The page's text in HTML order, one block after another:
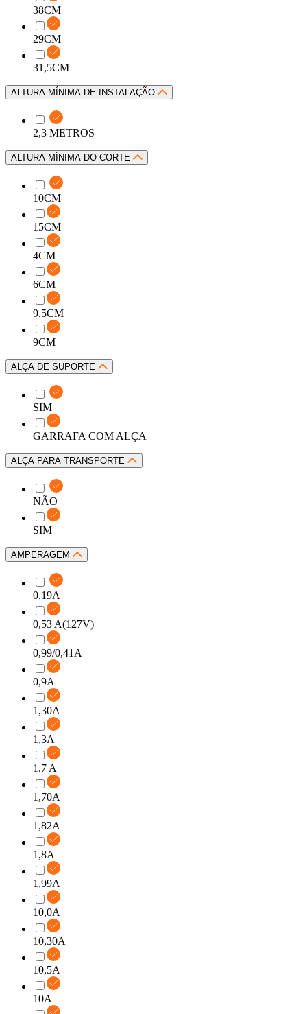
38CM
29CM
31,5CM
ALTURA MÍNIMA DE INSTALAÇÃO
2,3 METROS
ALTURA MÍNIMA DO CORTE
10CM
15CM
4CM
6CM
9,5CM
9CM
ALÇA DE SUPORTE
SIM
GARRAFA COM ALÇA
ALÇA PARA TRANSPORTE
NÃO
SIM
AMPERAGEM
0,19A
0,53 A(127V)
0,99/0,41A
0,9A
1,30A
1,3A
1,7 A
1,70A
1,82A
1,8A
1,99A
10,0A
10,30A
10,5A
10A